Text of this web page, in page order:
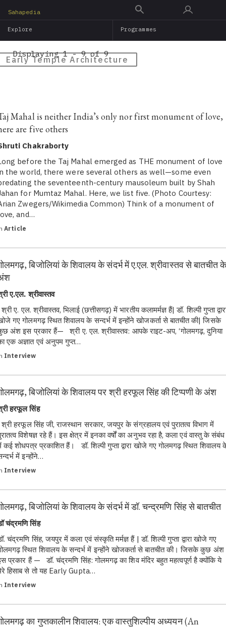
main
Sahapedia
Explore Programmes
Early Temple Architecture
Displaying 1 - 9 of 9
Mahal is neither India’s only nor first monument of love,
are five others
Chakraborty
before the Taj Mahal emerged as THE monument of love
the world, there were several others as well—some even
the seventeenth-century mausoleum built by Shah
for Mumtaz Mahal. Here, we list five. (Photo Courtesy:
Zwegers/Wikimedia Common) Think of a monument of
and…
Article
बिजोलियां के शिवालय के संदर्भ में ए.एल. श्रीवास्तव से बातचीत
ए.एल. श्रीवास्तव
ए. एल. श्रीवास्तव, भिलाई (छत्तीसगढ़) में भारतीय कलामर्मज्ञ हैं| डॉ. शिल्पी गुप्ता
गए गोलमगढ़ स्थित शिवालय के सन्दर्भ में इन्होंने खोजकर्ता से बातचीत की| जिसके
अंश इस प्रकार हैं— श्री ए. एल. श्रीवास्तव: आपके राइट-अप, ‘गोलमगढ़, दुनिया
एक अज्ञात एवं अनुपम गुप्त…
Interview
बिजोलियां के शिवालय पर श्री हरफूल सिंह की टिप्पणी के अंश
हरफूल सिंह
हरफूल सिंह जी, राजस्थान सरकार, जयपुर के संग्रहालय एवं पुरातत्व विभाग में
विशेषज्ञ रहे हैं। इस क्षेत्र में इनका वर्षों का अनुभव रहा है, कला एवं वास्तु के संबंध
कई शोधपत्र प्रकाशित हैं। डॉ. शिल्पी गुप्ता द्वारा खोजे गए गोलमगढ़ स्थित शिवालय
में इन्होंने…
Interview
बिजोलियां के शिवालय के संदर्भ में डॉ. चन्द्रमणि सिंह से बातचीत
चंद्रमणि सिंह
चंद्रमणि सिंह, जयपुर में कला एवं संस्कृति मर्मज्ञ हैं | डॉ. शिल्पी गुप्ता द्वारा खोजे गए
स्थित शिवालय के सन्दर्भ में इन्होंने खोजकर्ता से बातचीत की। जिसके कुछ अंश
प्रकार हैं — डॉ. चंद्रमणि सिंह: गोलमगढ़ का शिव मंदिर बहुत महत्वपूर्ण है क्योंकि ये
हिसाब से तो यह Early Gupta…
Interview
का गुप्तकालीन शिवालय: एक वास्तुशिल्पीय अध्ययन (An